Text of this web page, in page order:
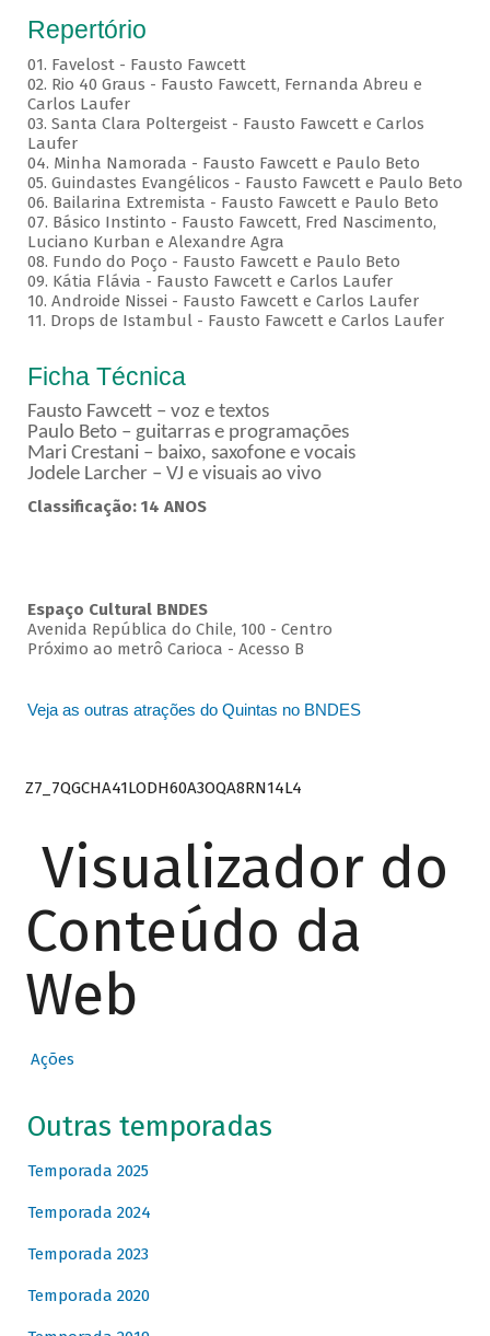
Repertório
01. Favelost - Fausto Fawcett
02. Rio 40 Graus - Fausto Fawcett, Fernanda Abreu e
Carlos Laufer
03. Santa Clara Poltergeist - Fausto Fawcett e Carlos
Laufer
04. Minha Namorada - Fausto Fawcett e Paulo Beto
05. Guindastes Evangélicos - Fausto Fawcett e Paulo Beto
06. Bailarina Extremista - Fausto Fawcett e Paulo Beto
07. Básico Instinto - Fausto Fawcett, Fred Nascimento,
Luciano Kurban e Alexandre Agra
08. Fundo do Poço - Fausto Fawcett e Paulo Beto
09. Kátia Flávia - Fausto Fawcett e Carlos Laufer
10. Androide Nissei - Fausto Fawcett e Carlos Laufer
11. Drops de Istambul - Fausto Fawcett e Carlos Laufer
Ficha Técnica
Fausto Fawcett – voz e textos
Paulo Beto – guitarras e programações
Mari Crestani – baixo, saxofone e vocais
Jodele Larcher – VJ e visuais ao vivo
Classificação: 14 ANOS
Espaço Cultural BNDES
Avenida República do Chile, 100 - Centro
Próximo ao metrô Carioca - Acesso B
Veja as outras atrações do Quintas no BNDES
Z7_7QGCHA41LODH60A3OQA8RN14L4
Visualizador do
Conteúdo da
Web
Ações
Outras temporadas
Temporada 2025
Temporada 2024
Temporada 2023
Temporada 2020